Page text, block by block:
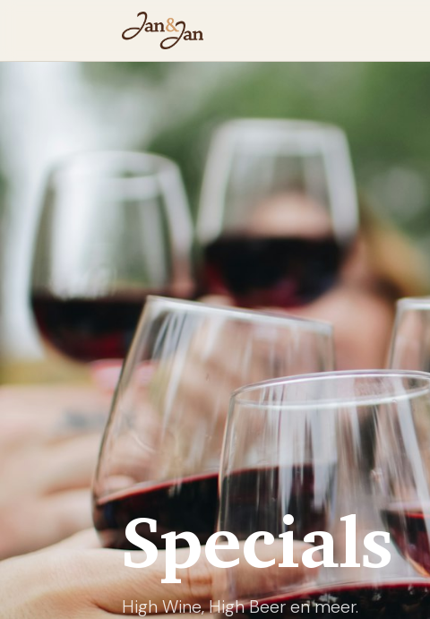
Specials
High Wine, High Beer en meer.